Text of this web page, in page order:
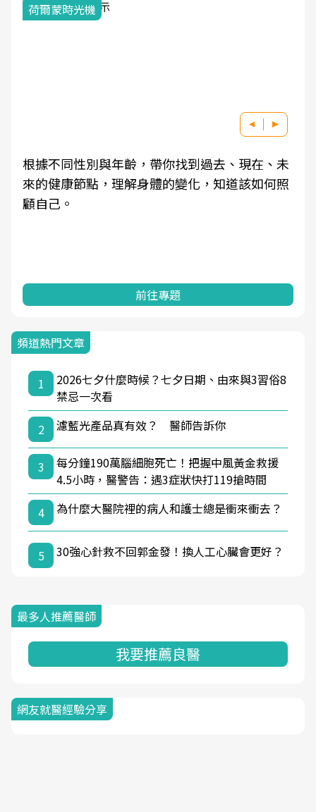
2025健檢服務大調查
因應超高齡社會來臨，良醫健康網推動「2025年
健檢服務大調查」，以倡議健康促進為目的，深
耕健康篩檢之於台灣民眾健康的關鍵角色，並透
前往專題
頻道熱門文章
1
2026七夕什麼時候？七夕日期、由來與3習俗8
禁忌一次看
2
濾藍光產品真有效？ 醫師告訴你
3
每分鐘190萬腦細胞死亡！把握中風黃金救援
4.5小時，醫警告：遇3症狀快打119搶時間
4
為什麼大醫院裡的病人和護士總是衝來衝去？
5 30強心針救不回郭金發！換人工心臟會更好？
最多人推薦醫師
我要推薦良醫
網友就醫經驗分享